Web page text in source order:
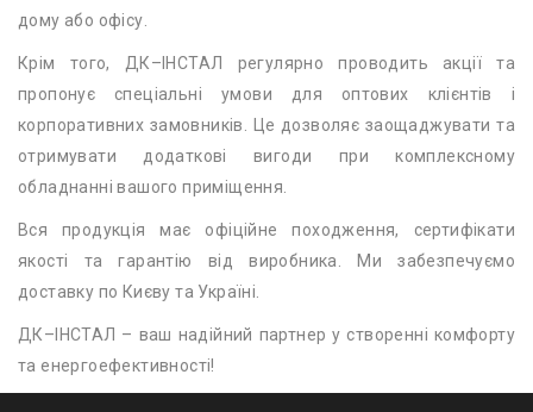
дому або офісу.
Крім того, ДК–ІНСТАЛ регулярно проводить акції та
пропонує спеціальні умови для оптових клієнтів і
корпоративних замовників. Це дозволяє заощаджувати та
отримувати додаткові вигоди при комплексному
обладнанні вашого приміщення.
Вся продукція має офіційне походження, сертифікати
якості та гарантію від виробника. Ми забезпечуємо
доставку по Києву та Україні.
ДК–ІНСТАЛ – ваш надійний партнер у створенні комфорту
та енергоефективності!